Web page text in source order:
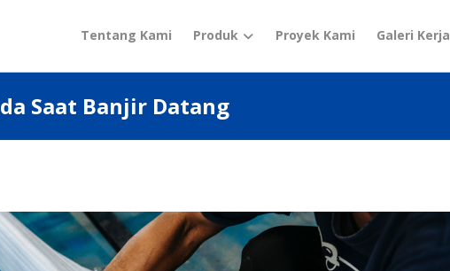
Tentang Kami Produk Proyek Kami Galeri Kerja
Saat Banjir Datang